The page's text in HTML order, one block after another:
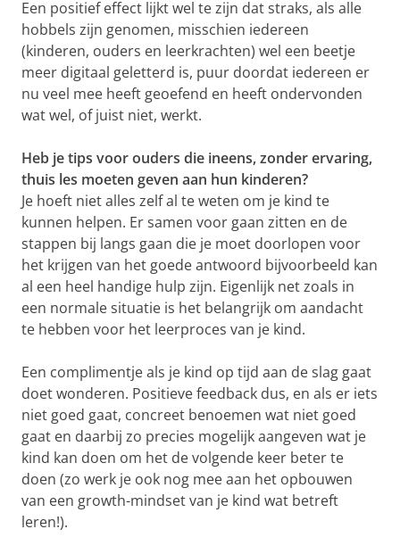
Een positief effect lijkt wel te zijn dat straks, als alle
hobbels zijn genomen, misschien iedereen
(kinderen, ouders en leerkrachten) wel een beetje
meer digitaal geletterd is, puur doordat iedereen er
nu veel mee heeft geoefend en heeft ondervonden
wat wel, of juist niet, werkt.
Heb je tips voor ouders die ineens, zonder ervaring,
thuis les moeten geven aan hun kinderen?
Je hoeft niet alles zelf al te weten om je kind te
kunnen helpen. Er samen voor gaan zitten en de
stappen bij langs gaan die je moet doorlopen voor
het krijgen van het goede antwoord bijvoorbeeld kan
al een heel handige hulp zijn. Eigenlijk net zoals in
een normale situatie is het belangrijk om aandacht
te hebben voor het leerproces van je kind.
Een complimentje als je kind op tijd aan de slag gaat
doet wonderen. Positieve feedback dus, en als er iets
niet goed gaat, concreet benoemen wat niet goed
gaat en daarbij zo precies mogelijk aangeven wat je
kind kan doen om het de volgende keer beter te
doen (zo werk je ook nog mee aan het opbouwen
van een growth-mindset van je kind wat betreft
leren!).